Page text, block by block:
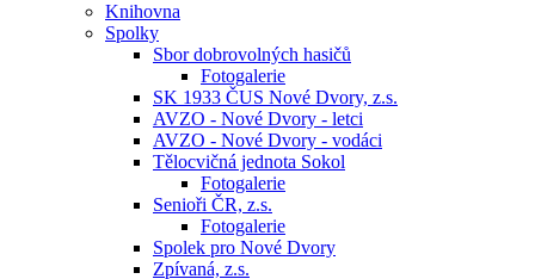
Knihovna
Spolky
Sbor dobrovolných hasičů
Fotogalerie
SK 1933 ČUS Nové Dvory, z.s.
AVZO - Nové Dvory - letci
AVZO - Nové Dvory - vodáci
Tělocvičná jednota Sokol
Fotogalerie
Senioři ČR, z.s.
Fotogalerie
Spolek pro Nové Dvory
Zpívaná, z.s.